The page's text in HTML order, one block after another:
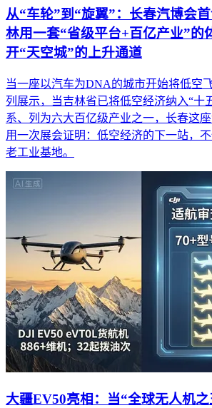
从“车轮”到“旋翼”：长春汽博会
林用一套“省级平台+百亿产业”的
开“天空城”的上升通道
当一座以汽车为DNA的城市开始将低空
列展示，当吉林省已将低空经济纳入“十
系、列为六大百亿级产业之一，长春这
用一次展会证明：低空经济的下一站，
老工业基地。
大疆EV50亮相：当“全球无人机